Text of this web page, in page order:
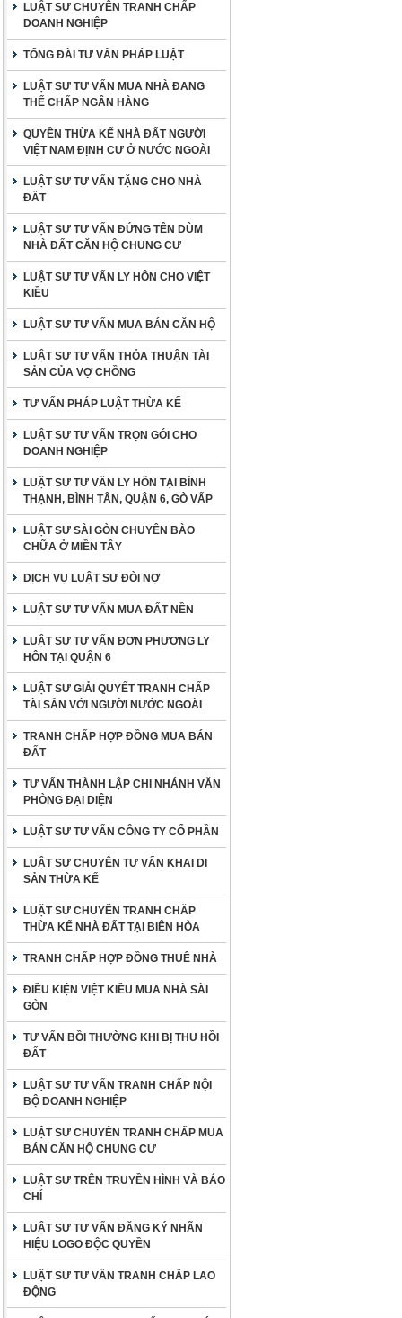
LUẬT SƯ CHUYÊN TRANH CHẤP
DOANH NGHIỆP
TỔNG ĐÀI TƯ VẤN PHÁP LUẬT
LUẬT SƯ TƯ VẤN MUA NHÀ ĐANG
THẾ CHẤP NGÂN HÀNG
QUYỀN THỪA KẾ NHÀ ĐẤT NGƯỜI
VIỆT NAM ĐỊNH CƯ Ở NƯỚC NGOÀI
LUẬT SƯ TƯ VẤN TẶNG CHO NHÀ
ĐẤT
LUẬT SƯ TƯ VẤN ĐỨNG TÊN DÙM
NHÀ ĐẤT CĂN HỘ CHUNG CƯ
LUẬT SƯ TƯ VẤN LY HÔN CHO VIỆT
KIỀU
LUẬT SƯ TƯ VẤN MUA BÁN CĂN HỘ
LUẬT SƯ TƯ VẤN THỎA THUẬN TÀI
SẢN CỦA VỢ CHỒNG
TƯ VẤN PHÁP LUẬT THỪA KẾ
LUẬT SƯ TƯ VẤN TRỌN GÓI CHO
DOANH NGHIỆP
LUẬT SƯ TƯ VẤN LY HÔN TẠI BÌNH
THẠNH, BÌNH TÂN, QUẬN 6, GÒ VẤP
LUẬT SƯ SÀI GÒN CHUYÊN BÀO
CHỮA Ở MIỀN TÂY
DỊCH VỤ LUẬT SƯ ĐÒI NỢ
LUẬT SƯ TƯ VẤN MUA ĐẤT NỀN
LUẬT SƯ TƯ VẤN ĐƠN PHƯƠNG LY
HÔN TẠI QUẬN 6
LUẬT SƯ GIẢI QUYẾT TRANH CHẤP
TÀI SẢN VỚI NGƯỜI NƯỚC NGOÀI
TRANH CHẤP HỢP ĐỒNG MUA BÁN
ĐẤT
TƯ VẤN THÀNH LẬP CHI NHÁNH VĂN
PHÒNG ĐẠI DIỆN
LUẬT SƯ TƯ VẤN CÔNG TY CỔ PHẦN
LUẬT SƯ CHUYÊN TƯ VẤN KHAI DI
SẢN THỪA KẾ
LUẬT SƯ CHUYÊN TRANH CHẤP
THỪA KẾ NHÀ ĐẤT TẠI BIÊN HÒA
TRANH CHẤP HỢP ĐỒNG THUÊ NHÀ
ĐIỀU KIỆN VIỆT KIỀU MUA NHÀ SÀI
GÒN
TƯ VẤN BỒI THƯỜNG KHI BỊ THU HỒI
ĐẤT
LUẬT SƯ TƯ VẤN TRANH CHẤP NỘI
BỘ DOANH NGHIỆP
LUẬT SƯ CHUYÊN TRANH CHẤP MUA
BÁN CĂN HỘ CHUNG CƯ
LUẬT SƯ TRÊN TRUYỀN HÌNH VÀ BÁO
CHÍ
LUẬT SƯ TƯ VẤN ĐĂNG KÝ NHÃN
HIỆU LOGO ĐỘC QUYỀN
LUẬT SƯ TƯ VẤN TRANH CHẤP LAO
ĐỘNG